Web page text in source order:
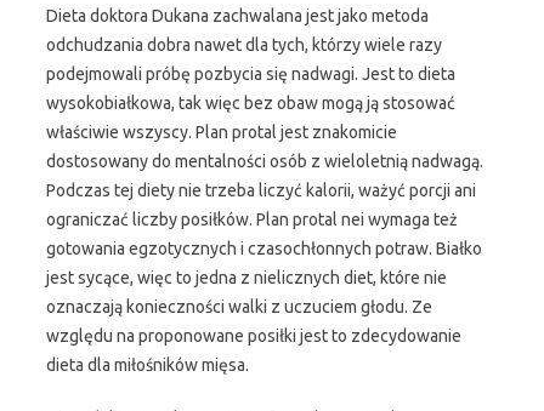
Dieta doktora Dukana zachwalana jest jako metoda
odchudzania dobra nawet dla tych, którzy wiele razy
podejmowali próbę pozbycia się nadwagi. Jest to dieta
wysokobiałkowa, tak więc bez obaw mogą ją stosować
właściwie wszyscy. Plan protal jest znakomicie
dostosowany do mentalności osób z wieloletnią nadwagą.
Podczas tej diety nie trzeba liczyć kalorii, ważyć porcji ani
ograniczać liczby posiłków. Plan protal nei wymaga też
gotowania egzotycznych i czasochłonnych potraw. Białko
jest sycące, więc to jedna z nielicznych diet, które nie
oznaczają konieczności walki z uczuciem głodu. Ze
względu na proponowane posiłki jest to zdecydowanie
dieta dla miłośników mięsa.